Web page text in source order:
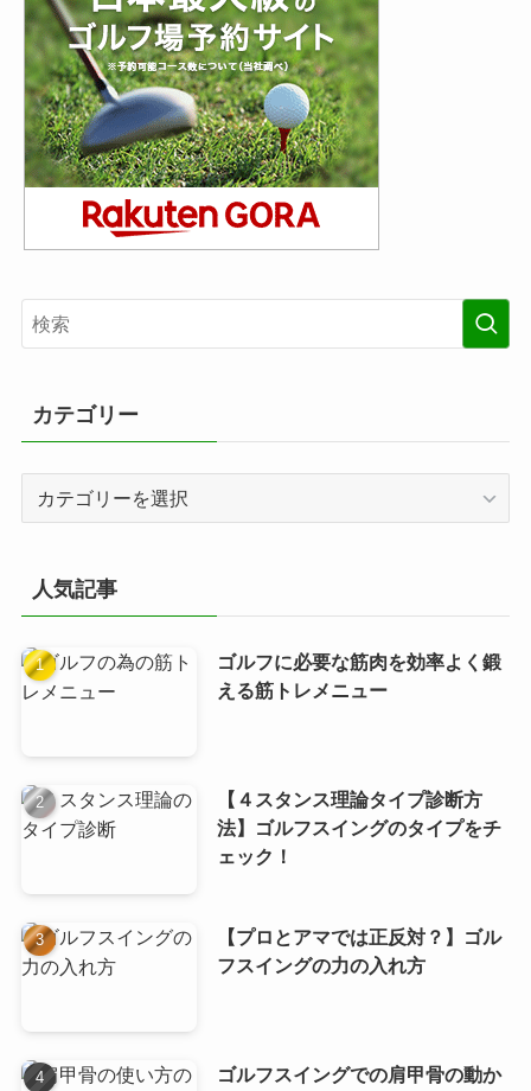
カテゴリー
ー
人気記事
ゴルフに必要な筋肉を効率よく鍛
える筋トレメニュー
【４スタンス理論タイプ診断方
法】ゴルフスイングのタイプをチ
ェック！
【プロとアマでは正反対？】ゴル
フスイングの力の入れ方
ゴルフスイングでの肩甲骨の動か